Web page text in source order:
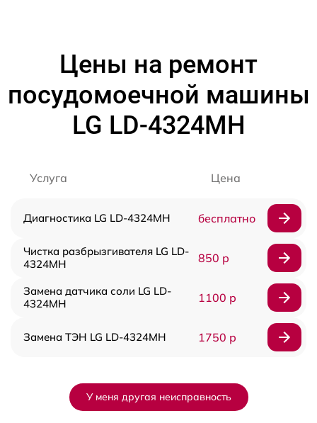
Цены на ремонт
посудомоечной машины
LG LD-4324MH
Услуга Цена
Диагностика LG LD-4324MH бесплатно
Чистка разбрызгивателя LG LD-
4324MH
850 р
Замена датчика соли LG LD-
4324MH
1100 р
Замена ТЭН LG LD-4324MH 1750 р
У меня другая неисправность